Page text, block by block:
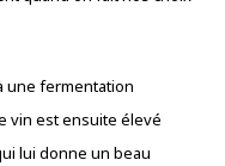
une fermentation
vin est ensuite élevé
lui donne un beau